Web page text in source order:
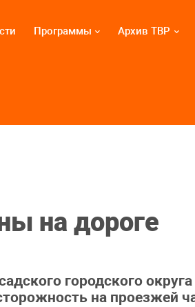
Программы Архив ТВР
на дороге
городского
на проезжей